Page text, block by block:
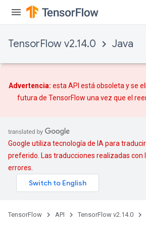
TensorFlow v2.14.0 Java
Advertencia: esta API está obsoleta y se
futura de TensorFlow una vez que el
Google utiliza tecnología de IA para
preferido. Las traducciones realizadas con
errores.
TensorFlow API TensorFlow v2.14.0